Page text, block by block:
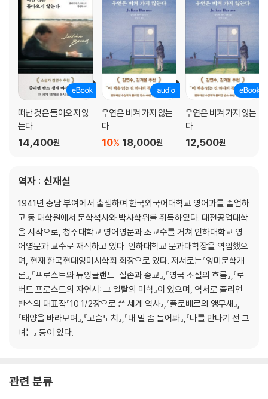
삽입장
제9장 아라라트 계획
작가 노트
역사와 픽션을 오가며
떠난 것은 돌아오지 않
는다
14,400원
우연은 비켜 가지 않는
다
18,000원
10%
우연은 비켜 가지 않는
다
12,500원
역자 : 신재실
1941년 충남 부여에서 출생하여 한국외국어대학교 영어과를 졸업하
고 동 대학원에서 문학석사와 박사학위를 취득하였다. 대전공업대학
을 시작으로, 청주대학교 영어영문과 조교수를 거쳐 인하대학교 영
어영문과 교수로 재직하고 있다. 인하대학교 문과대학장을 역임했으
며, 현재 한국현대영미시학회 회장으로 있다. 저서로는『영미문학개
론』,『프로스트와 뉴잉글랜드: 실존과 종교』,『영국 소설의 흐름』,『로
버트 프로스트의 자연시: 그 일탈의 미학』이 있으며, 역서로 줄리언
반스의 대표작『10 1/2장으로 쓴 세계 역사』,『플로베르의 앵무새』,
『태양을 바라보며』,『고슴도치』,『내 말 좀 들어봐』,『나를 만나기 전 그
녀는』 등이 있다.
관련 분류